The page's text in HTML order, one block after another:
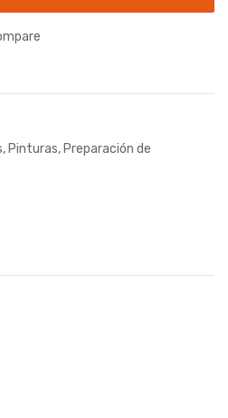
, Pinturas, Preparación de